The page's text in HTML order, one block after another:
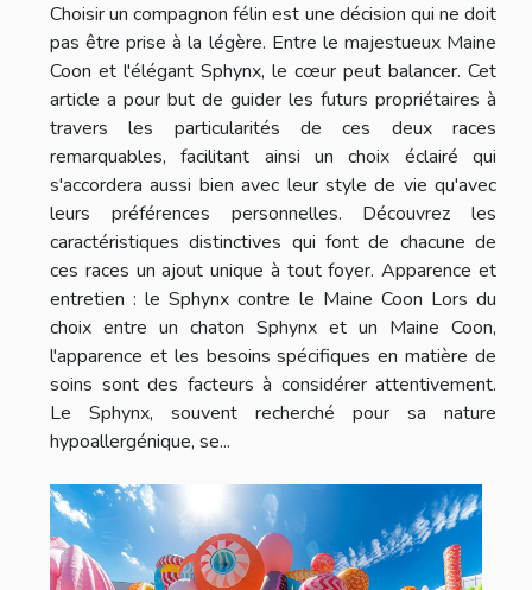
Choisir un compagnon félin est une décision qui ne doit
pas être prise à la légère. Entre le majestueux Maine
Coon et l'élégant Sphynx, le cœur peut balancer. Cet
article a pour but de guider les futurs propriétaires à
travers les particularités de ces deux races
remarquables, facilitant ainsi un choix éclairé qui
s'accordera aussi bien avec leur style de vie qu'avec
leurs préférences personnelles. Découvrez les
caractéristiques distinctives qui font de chacune de
ces races un ajout unique à tout foyer. Apparence et
entretien : le Sphynx contre le Maine Coon Lors du
choix entre un chaton Sphynx et un Maine Coon,
l'apparence et les besoins spécifiques en matière de
soins sont des facteurs à considérer attentivement.
Le Sphynx, souvent recherché pour sa nature
hypoallergénique, se...